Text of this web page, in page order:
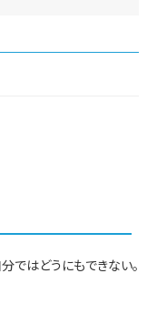
ではどうにもできない。